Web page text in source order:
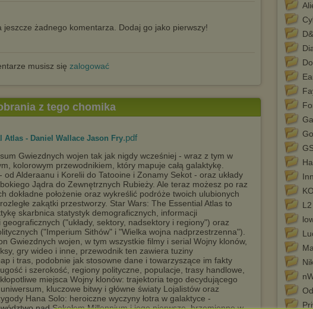
jeszcze żadnego komentarza. Dodaj go jako pierwszy!
musisz się zalogować
L2
z tego chomika
Atlas - Daniel Wallace Jason Fry.pdf
Gwiezdnych wojen tak jak nigdy wcześniej - wraz z tym w
kolorowym przewodnikiem, który mapuje całą galaktykę.
od Alderaanu i Korelii do Tatooine i Zonamy Sekot - oraz układy
Jądra do Zewnętrznych Rubieży. Ale teraz możesz po raz
dokładne położenie oraz wykreślić podróże twoich ulubionych
zakątki przestworzy. Star Wars: The Essential Atlas to
skarbnica statystyk demograficznych, informacji
("układy, sektory, nadsektory i regiony") oraz
("Imperium Sithów" i "Wielka wojna nadprzestrzenna").
Gwiezdnych wojen, w tym wszystkie filmy i serial Wojny klonów,
gry wideo i inne, przewodnik ten zawiera tuziny
i tras, podobnie jak stosowne dane i towarzyszące im fakty
i szerokość, regiony polityczne, populacje, trasy handlowe,
miejsca Wojny klonów: trajektoria tego decydującego
kluczowe bitwy i główne światy Lojalistów oraz
Hana Solo: heroiczne wyczyny łotra w galaktyce -